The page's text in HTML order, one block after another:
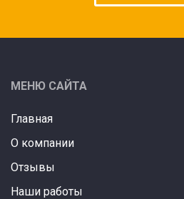
МЕНЮ САЙТА
Главная
О компании
Отзывы
Наши работы